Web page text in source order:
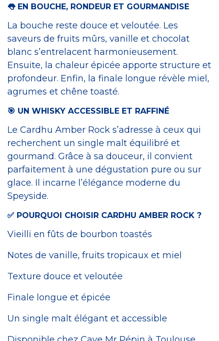
👅 EN BOUCHE, RONDEUR ET GOURMANDISE
La bouche reste douce et veloutée. Les
saveurs de fruits mûrs, vanille et chocolat
blanc s’entrelacent harmonieusement.
Ensuite, la chaleur épicée apporte structure et
profondeur. Enfin, la finale longue révèle miel,
agrumes et chêne toasté.
🎯 UN WHISKY ACCESSIBLE ET RAFFINÉ
Le Cardhu Amber Rock s’adresse à ceux qui
recherchent un single malt équilibré et
gourmand. Grâce à sa douceur, il convient
parfaitement à une dégustation pure ou sur
glace. Il incarne l’élégance moderne du
Speyside.
✅ POURQUOI CHOISIR CARDHU AMBER ROCK ?
Vieilli en fûts de bourbon toastés
Notes de vanille, fruits tropicaux et miel
Texture douce et veloutée
Finale longue et épicée
Un single malt élégant et accessible